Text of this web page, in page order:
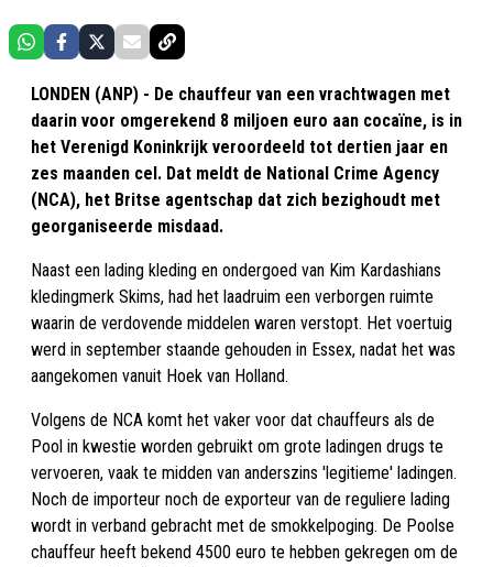
LONDEN (ANP) - De chauffeur van een vrachtwagen met
daarin voor omgerekend 8 miljoen euro aan cocaïne, is in
het Verenigd Koninkrijk veroordeeld tot dertien jaar en
zes maanden cel. Dat meldt de National Crime Agency
(NCA), het Britse agentschap dat zich bezighoudt met
georganiseerde misdaad.
Naast een lading kleding en ondergoed van Kim Kardashians
kledingmerk Skims, had het laadruim een verborgen ruimte
waarin de verdovende middelen waren verstopt. Het voertuig
werd in september staande gehouden in Essex, nadat het was
aangekomen vanuit Hoek van Holland.
Volgens de NCA komt het vaker voor dat chauffeurs als de
Pool in kwestie worden gebruikt om grote ladingen drugs te
vervoeren, vaak te midden van anderszins 'legitieme' ladingen.
Noch de importeur noch de exporteur van de reguliere lading
wordt in verband gebracht met de smokkelpoging. De Poolse
chauffeur heeft bekend 4500 euro te hebben gekregen om de